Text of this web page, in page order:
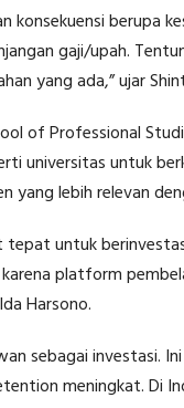
konsekuensi berupa
gaji/upah.
yang ada,” ujar
of Professional
universitas untuk
lebih relevan
untuk
platform
Harsono.
sebagai investasi.
meningkat. Di